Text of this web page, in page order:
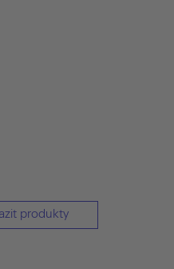
produkty